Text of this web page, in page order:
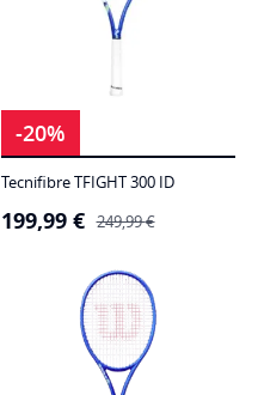
-20%
Tecnifibre TFIGHT 300 ID
249,99€
O
preço
199,99 €
O
preço